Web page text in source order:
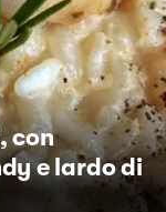
con
e lardo di